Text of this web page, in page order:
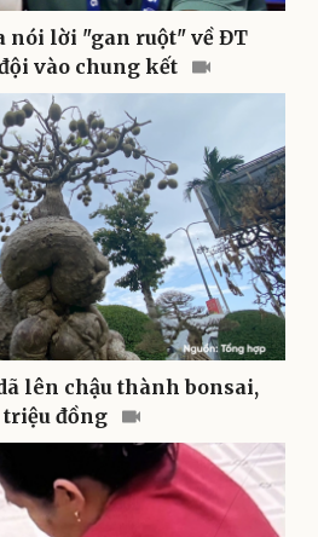
Đời sống
Blog
Tình yêu - Gia đình
nói lời "gan ruột" về ĐT
vào chung kết
lên chậu thành bonsai,
triệu đồng